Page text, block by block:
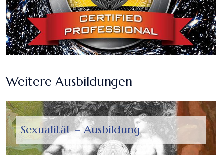
Weitere Ausbildungen
Sexualität – Ausbildung